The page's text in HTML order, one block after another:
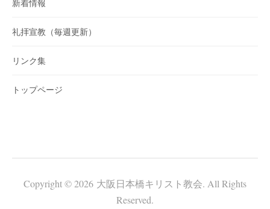
新着情報
礼拝宣教（毎週更新）
リンク集
トップページ
Copyright © 2026 大阪日本橋キリスト教会. All Rights
Reserved.